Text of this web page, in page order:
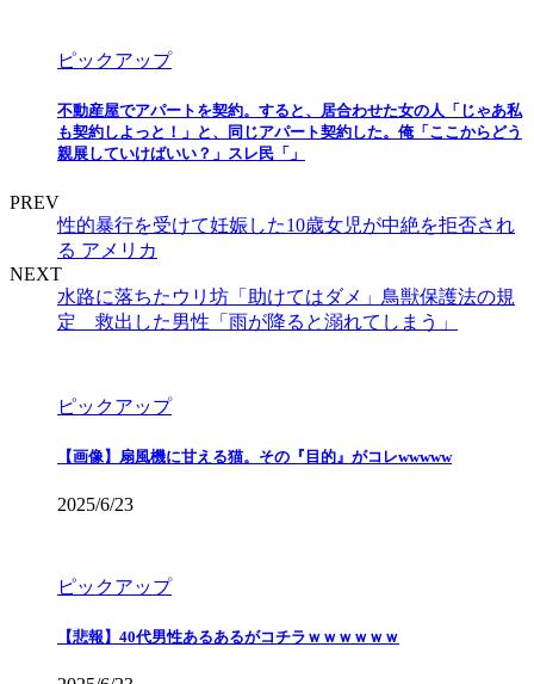
ピックアップ
不動産屋でアパートを契約。すると、居合わせた女の人「じゃあ私
も契約しよっと！」と、同じアパート契約した。俺「ここからどう
親展していけばいい？」スレ民「」
PREV
性的暴行を受けて妊娠した10歳女児が中絶を拒否され
る アメリカ
NEXT
水路に落ちたウリ坊「助けてはダメ」鳥獣保護法の規
定 救出した男性「雨が降ると溺れてしまう」
ピックアップ
【画像】扇風機に甘える猫。その『目的』がコレwwwww
2025/6/23
ピックアップ
【悲報】40代男性あるあるがコチラｗｗｗｗｗｗ